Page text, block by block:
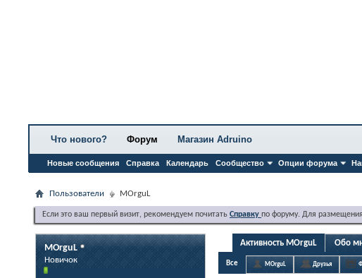
Что нового? Форум
Новые сообщения Справка Календарь Сообщество Опции форума
Магазин Adruino
Пользователи MOrguL
Если это ваш первый визит, рекомендуем почитать Справку по форуму. Для
MOrguL
Новичок
Активность MOrguL Обо
Все MOrguL Друзья